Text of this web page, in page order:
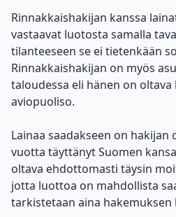
Rinnakkaishakijan kanssa
vastaavat luotosta samalla
tilanteeseen se ei tietenkään
Rinnakkaishakijan on myös
taloudessa eli hänen on oltava
aviopuoliso.
Lainaa saadakseen on hakijan
vuotta täyttänyt Suomen
oltava ehdottomasti täysin
jotta luottoa on mahdollista
tarkistetaan aina hakemuksen